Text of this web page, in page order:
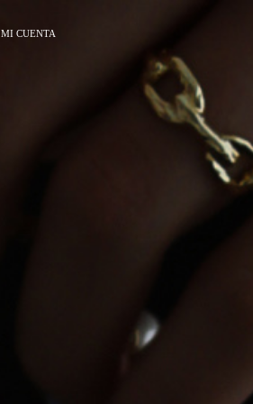
MI CUENTA